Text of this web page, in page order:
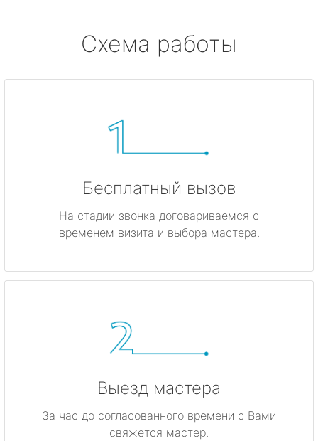
Схема работы
Бесплатный вызов
На стадии звонка договариваемся с
временем визита и выбора мастера.
Выезд мастера
За час до согласованного времени с Вами
свяжется мастер.